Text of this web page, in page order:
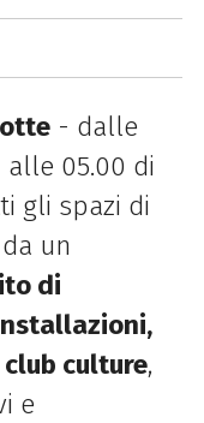
- dalle
alle 05.00 di
gli spazi di
un
di
culture,
e